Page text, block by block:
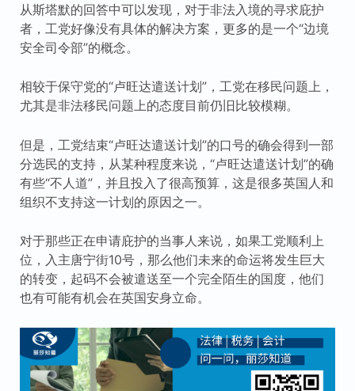
从斯塔默的回答中可以发现，对于非法入境的寻求庇护
者，工党好像没有具体的解决方案，更多的是一个“边境
安全司令部”的概念。
相较于保守党的“卢旺达遣送计划”，工党在移民问题上，
尤其是非法移民问题上的态度目前仍旧比较模糊。
但是，工党结束“卢旺达遣送计划”的口号的确会得到一部
分选民的支持，从某种程度来说，“卢旺达遣送计划”的确
有些“不人道”，并且投入了很高预算，这是很多英国人和
组织不支持这一计划的原因之一。
对于那些正在申请庇护的当事人来说，如果工党顺利上
位，入主唐宁街10号，那么他们未来的命运将发生巨大
的转变，起码不会被遣送至一个完全陌生的国度，他们
也有可能有机会在英国安身立命。